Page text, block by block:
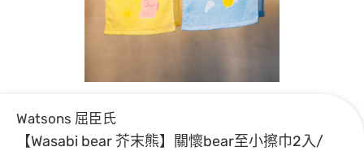
Watsons 屈臣氏
【Wasabi bear 芥末熊】關懷bear至小擦巾2入/